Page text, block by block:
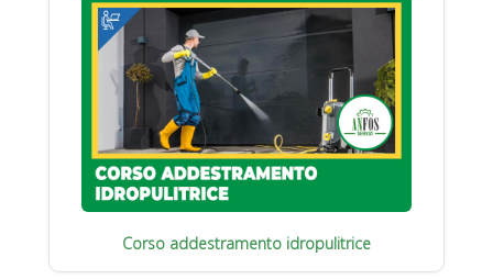
Corso addestramento idropulitrice